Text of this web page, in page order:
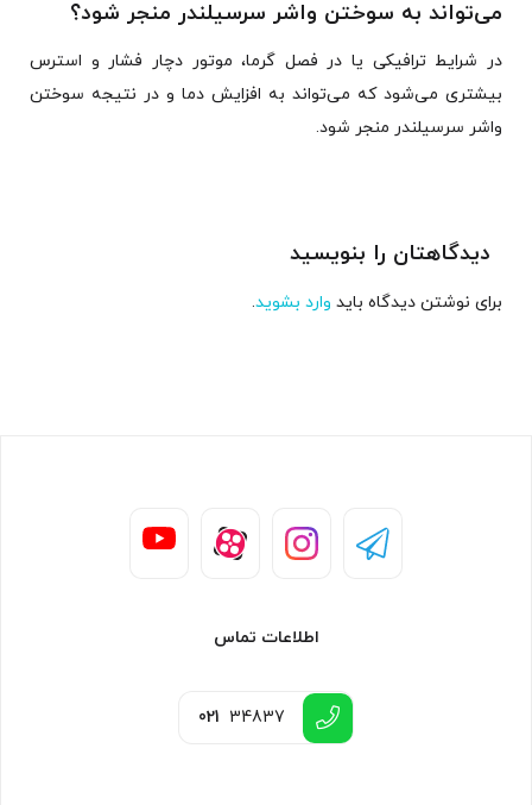
می‌تواند به سوختن واشر سرسیلندر منجر شود؟
در شرایط ترافیکی یا در فصل گرما، موتور دچار فشار و استرس
بیشتری می‌شود که می‌تواند به افزایش دما و در نتیجه سوختن
واشر سرسیلندر منجر شود.
دیدگاهتان را بنویسید
برای نوشتن دیدگاه باید وارد بشوید.
اطلاعات تماس
021 34837